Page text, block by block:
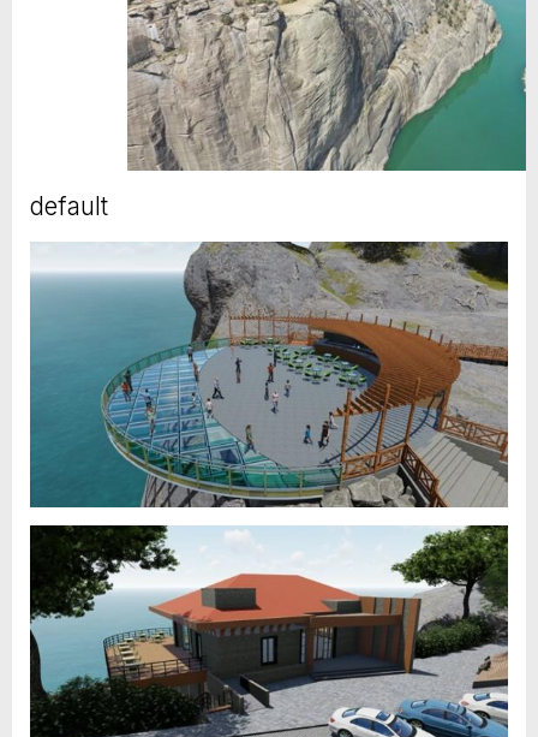
default